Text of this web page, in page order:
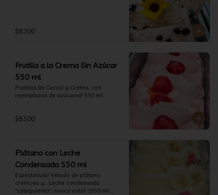
$8.300
Frutilla a la Crema Sin Azúcar
550 ml
Frutillas de Curicó y Crema, con
reemplazos de azúcares! 550 ml
$8.500
Plátano con Leche
Condensada 550 ml
Espectacular helado de plátano
cremoso y... Leche condensada
"caluguienta", nunca visto!  (550 ml